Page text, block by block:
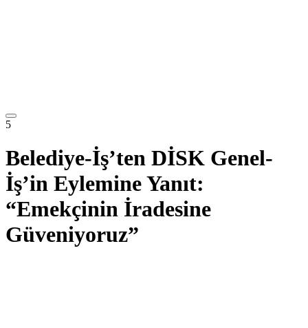
5
Belediye-İş’ten DİSK Genel-
İş’in Eylemine Yanıt:
“Emekçinin İradesine
Güveniyoruz”